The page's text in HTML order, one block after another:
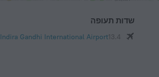
שדות תעופה
Indira Gandhi International Airport13.4 ק"מ